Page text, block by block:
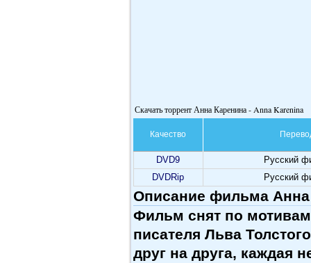
Скачать торрент Анна Каренина - Anna Karenina
Качество
DVD9
Русский
DVDRip
Русский
Описание фильма Анна
Фильм снят по
писателя Льва
друг на друга, каждая